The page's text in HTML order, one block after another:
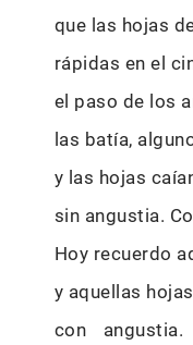
que las hojas
rápidas en el
el paso de los
las batía,
y las hojas
sin angustia.
Hoy recuerdo
y aquellas hojas
con